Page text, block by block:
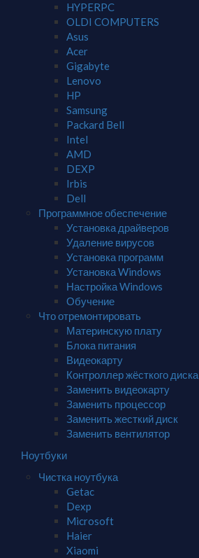
HYPERPC
OLDI COMPUTERS
Asus
Acer
Gigabyte
Lenovo
HP
Samsung
Packard Bell
Intel
AMD
DEXP
Irbis
Dell
Программное обеспечение
Установка драйверов
Удаление вирусов
Установка программ
Установка Windows
Настройка Windows
Обучение
Что отремонтировать
Материнскую плату
Блока питания
Видеокарту
Контроллер жёсткого диска
Заменить видеокарту
Заменить процессор
Заменить жесткий диск
Заменить вентилятор
Ноутбуки
Чистка ноутбука
Getac
Dexp
Microsoft
Haier
Xiaomi